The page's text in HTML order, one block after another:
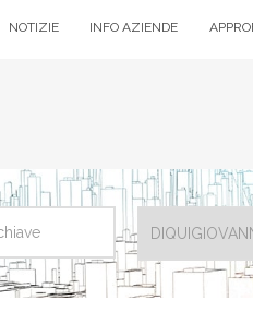
NOTIZIE INFO AZIENDE